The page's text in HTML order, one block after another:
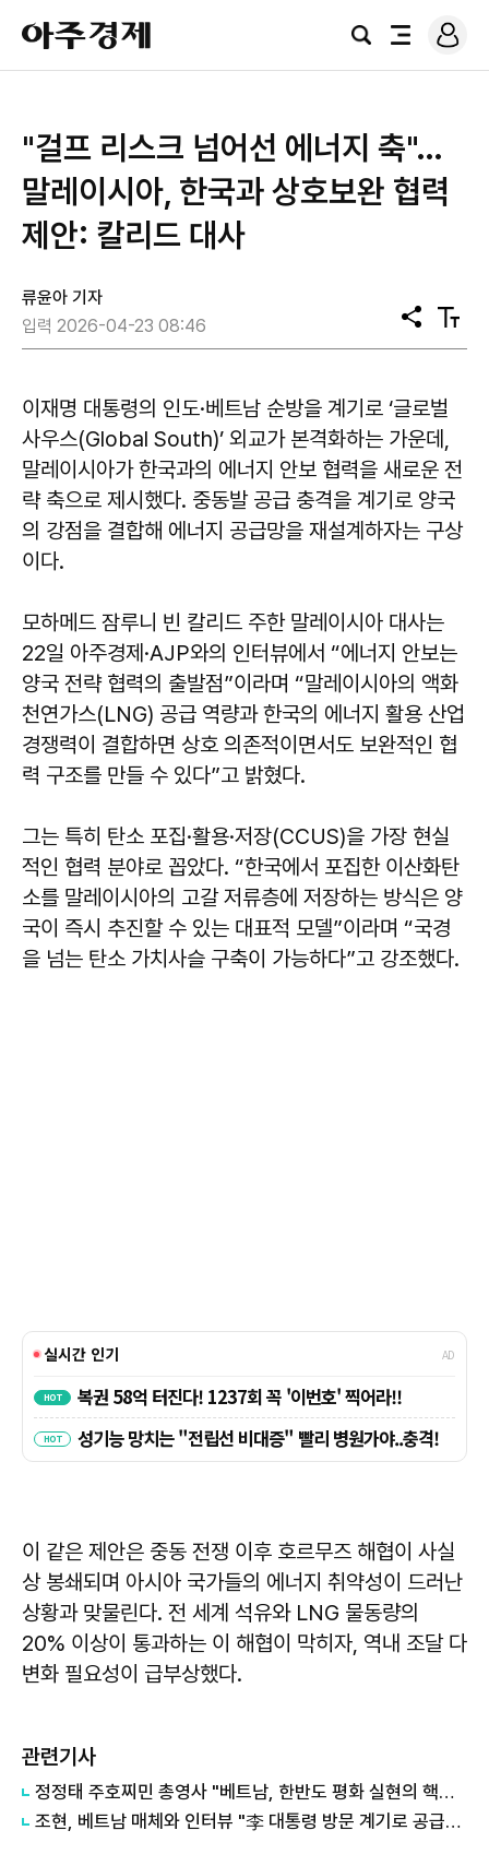
아
주
경
검
전
로
그
"걸프 리스크 넘어선 에너지 축"…
말레이시아, 한국과 상호보완 협력
제안: 칼리드 대사
류윤아 기자
입력 2026-04-23 08:46
공
유
텍
스
이재명 대통령의 인도·베트남 순방을 계기로 ‘글로벌
사우스(Global South)’ 외교가 본격화하는 가운데,
말레이시아가 한국과의 에너지 안보 협력을 새로운 전
략 축으로 제시했다. 중동발 공급 충격을 계기로 양국
의 강점을 결합해 에너지 공급망을 재설계하자는 구상
이다.
모하메드 잠루니 빈 칼리드 주한 말레이시아 대사는
22일 아주경제·AJP와의 인터뷰에서 “에너지 안보는
양국 전략 협력의 출발점”이라며 “말레이시아의 액화
천연가스(LNG) 공급 역량과 한국의 에너지 활용 산업
경쟁력이 결합하면 상호 의존적이면서도 보완적인 협
력 구조를 만들 수 있다”고 밝혔다.
그는 특히 탄소 포집·활용·저장(CCUS)을 가장 현실
적인 협력 분야로 꼽았다. “한국에서 포집한 이산화탄
소를 말레이시아의 고갈 저류층에 저장하는 방식은 양
국이 즉시 추진할 수 있는 대표적 모델”이라며 “국경
을 넘는 탄소 가치사슬 구축이 가능하다”고 강조했다.
이 같은 제안은 중동 전쟁 이후 호르무즈 해협이 사실
상 봉쇄되며 아시아 국가들의 에너지 취약성이 드러난
상황과 맞물린다. 전 세계 석유와 LNG 물동량의
20% 이상이 통과하는 이 해협이 막히자, 역내 조달 다
변화 필요성이 급부상했다.
관련기사
정정태 주호찌민 총영사 "베트남, 한반도 평화 실현의 핵심 파트너"
조현, 베트남 매체와 인터뷰 "李 대통령 방문 계기로 공급망·첨단기술 협력 기반 구축"